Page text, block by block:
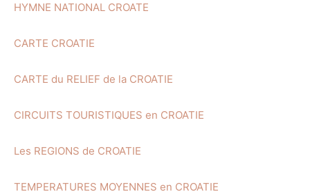
HYMNE NATIONAL CROATE
CARTE CROATIE
CARTE du RELIEF de la CROATIE
CIRCUITS TOURISTIQUES en CROATIE
Les REGIONS de CROATIE
TEMPERATURES MOYENNES en CROATIE